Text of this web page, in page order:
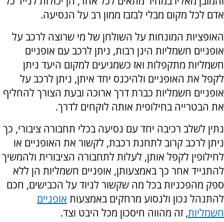
אדם לכל מקום מבלי לבזבז ממון רב על הנסיעה.
האופציות המונחות על השולחן של מי שרוצה לרכב על
אופניים חשמליות הינן רבות, ניתן לרכב עם אופניים
חשמליות מתקפלות ואז כשמגיעים למקום היעד ניתן
לקפל את האופניים ולהיכנס יחד איתן, ניתן לרכב על
אופניים חשמליות כברת דרך ארוכה ובעת הצורך להחליף
את הבטרייה בחילופית אותה לוקחים לדרך.
נתין לשלב רכיבה יחד עם נסיעה בכלי תחבורה ציבורי, כך
ניתן לרכב קרוב לתחנת רכבת, לקשור את האופניים או
לחילופין לקפל אותן, לעלות לתחבורה הציבורית ולהמשיך
להתנייד אחר כך באמצעותן, אופניים חשמליות הן ללא
ספק מהפכניות בכל מה שקשור לניוד על הכבישים, חכם
להתנהל נכון ולנסוע מרחקים באמצעות אופניים
חשמליות, זה מהווה חיסכון מכל היבט וצד.